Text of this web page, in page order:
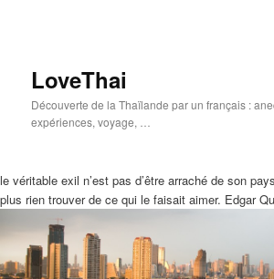
LoveThai
Découverte de la Thaïlande par un français :
expériences, voyage, …
le véritable exil n’est pas d’être arraché de son
plus rien trouver de ce qui le faisait aimer. Edgar